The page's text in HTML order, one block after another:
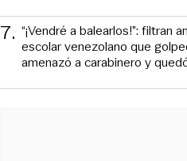
7. “¡Vendré a balearlos!”: filtran
escolar venezolano que
amenazó a carabinero y